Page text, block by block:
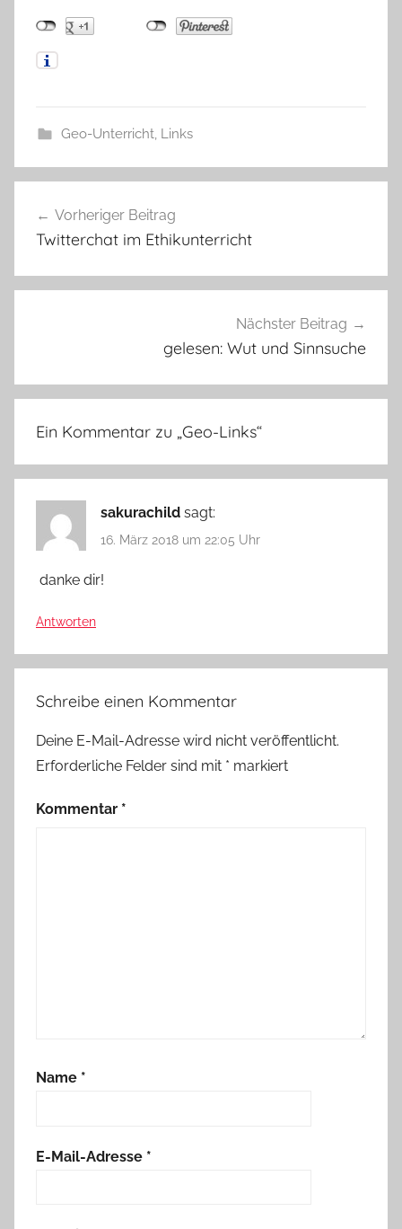
Geo-Unterricht, Links
Vorheriger Beitrag
Twitterchat im Ethikunterricht
Nächster Beitrag
gelesen: Wut und Sinnsuche
Ein Kommentar zu „Geo-Links“
sakurachild sagt:
16. März 2018 um 22:05 Uhr
danke dir!
Antworten
Schreibe einen Kommentar
Deine E-Mail-Adresse wird nicht veröffentlicht.
Erforderliche Felder sind mit * markiert
Kommentar *
Name *
E-Mail-Adresse *